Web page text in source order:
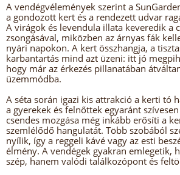
A vendégvélemények szerint a
a gondozott kert és a rendezett udvar
A virágok és levendula illata keveredik a
zsongásával, miközben az árnyas fák
nyári napokon. A kert összhangja, a
karbantartás mind azt üzeni: itt jó
hogy már az érkezés pillanatában
üzemmódba.
A séta során igazi kis attrakció a kerti tó
a gyerekek és felnőttek egyaránt
csendes mozgása még inkább erősíti a
szemlélődő hangulatát. Több szobából
nyílik, így a reggeli kávé vagy az esti
élmény. A vendégek gyakran emlegetik,
szép, hanem valódi találkozópont és